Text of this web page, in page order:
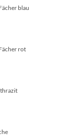
blau
rot